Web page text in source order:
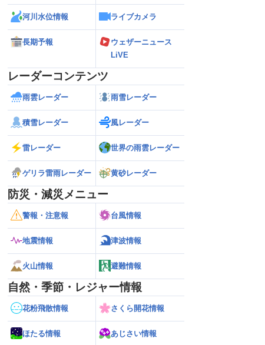
河川水位情報 ライブカメラ
長期予報
ウェザーニュース
LiVE
レーダーコンテンツ
雨雲レーダー 雨雪レーダー
積雪レーダー 風レーダー
雷レーダー 世界の雨雲レーダー
ゲリラ雷雨レーダー 黄砂レーダー
防災・減災メニュー
警報・注意報 台風情報
地震情報 津波情報
火山情報 避難情報
自然・季節・レジャー情報
花粉飛散情報 さくら開花情報
ほたる情報 あじさい情報